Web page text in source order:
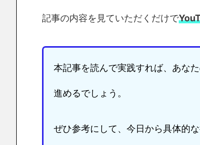
記事の内容を見ていただくだけで
本記事を読んで実践すれば、あな
進めるでしょう。
ぜひ参考にして、今日から具体的